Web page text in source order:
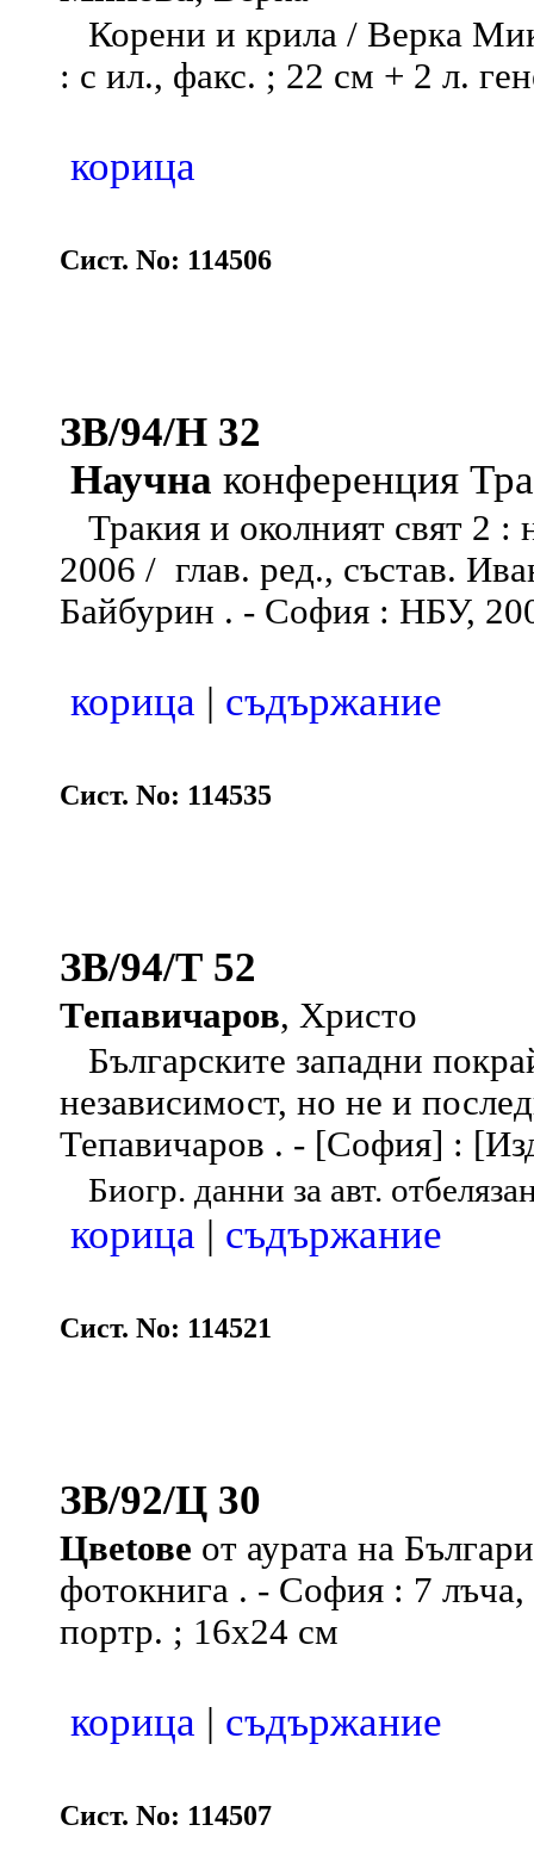
Корени и крила / Верка
: с ил., факс. ; 22 см + 2 л.
корица
Сист. No: 114506
ЗВ/94/Н 32
Научна конференция
Тракия и околният свят 2
2006 / глав. ред., състав.
Байбурин . - София : НБУ,
корица | съдържание
Сист. No: 114535
ЗВ/94/Т 52
Тепавичаров, Христо
Българските западни
независимост, но не и
Тепавичаров . - [София] :
Биогр. данни за авт.
корица | съдържание
Сист. No: 114521
ЗВ/92/Ц 30
Цвеtове от аурата на
фотокнига . - София : 7
портр. ; 16х24 см
корица | съдържание
Сист. No: 114507